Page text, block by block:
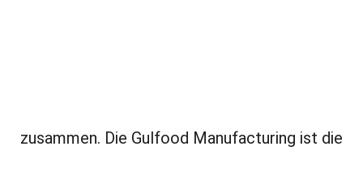
zusammen. Die Gulfood Manufacturing ist die